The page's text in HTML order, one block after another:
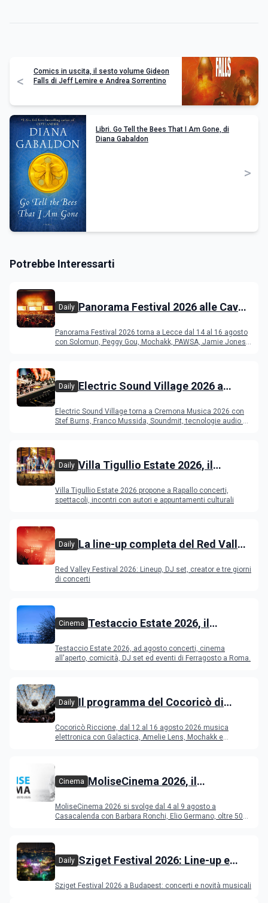
<
Comics in uscita, il sesto volume Gideon
Falls di Jeff Lemire e Andrea Sorrentino
Libri. Go Tell the Bees That I Am Gone, di
Diana Gabaldon
>
Potrebbe Interessarti
Daily Panorama Festival 2026 alle Cave
programma
Panorama Festival 2026 torna a Lecce dal 14 al 16 agosto
con Solomun, Peggy Gou, Mochakk, PAWSA, Jamie Jones
Daily Electric Sound Village 2026 a
Young Band Contest, il programma
Electric Sound Village torna a Cremona Musica 2026 con
Stef Burns, Franco Mussida, Soundmit, tecnologie audio e
Daily Villa Tigullio Estate 2026, il
Villa Tigullio Estate 2026 propone a Rapallo concerti,
spettacoli, incontri con autori e appuntamenti culturali
Daily La line-up completa del Red Valley
Red Valley Festival 2026: Lineup, DJ set, creator e tre giorni
di concerti
Cinema Testaccio Estate 2026, il
Ferragosto
Testaccio Estate 2026, ad agosto concerti, cinema
all'aperto, comicità, DJ set ed eventi di Ferragosto a Roma.
Daily Il programma del Cocoricò di
Cocoricò Riccione, dal 12 al 16 agosto 2026 musica
elettronica con Galactica, Amelie Lens, Mochakk e
Cinema MoliseCinema 2026, il
MoliseCinema 2026 si svolge dal 4 al 9 agosto a
Casacalenda con Barbara Ronchi, Elio Germano, oltre 50
Daily Sziget Festival 2026: Line-up e
Sziget Festival 2026 a Budapest: concerti e novità musicali